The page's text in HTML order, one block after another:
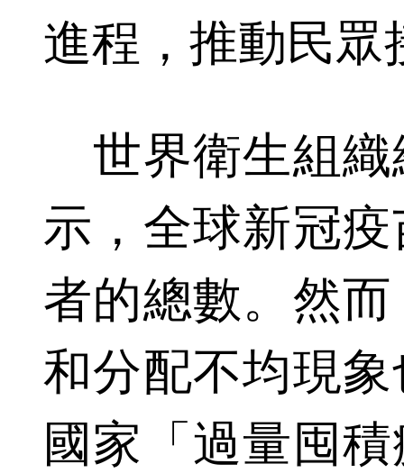
進程，推動民眾
世界衛生組織
示，全球新冠
者的總數。然
和分配不均現
國家「過量囤